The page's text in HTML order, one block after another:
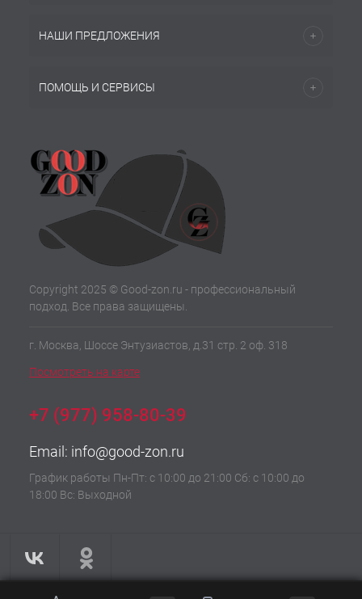
НАШИ ПРЕДЛОЖЕНИЯ
ПОМОЩЬ И СЕРВИСЫ
Copyright 2025 © Good-zon.ru - профессиональный
подход. Все права защищены.
г. Москва, Шоссе Энтузиастов, д.31 стр. 2 оф. 318
Посмотреть на карте
+7 (977) 958-80-39
Email: info@good-zon.ru
График работы Пн-Пт: с 10:00 до 21:00 Сб: с 10:00 до
18:00 Вс: Выходной